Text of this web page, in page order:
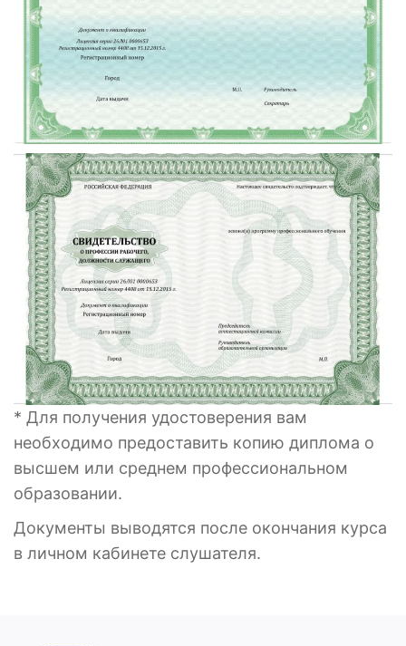
* Для получения удостоверения вам
необходимо предоставить копию диплома о
высшем или среднем профессиональном
образовании.
Документы выводятся после окончания курса
в личном кабинете слушателя.